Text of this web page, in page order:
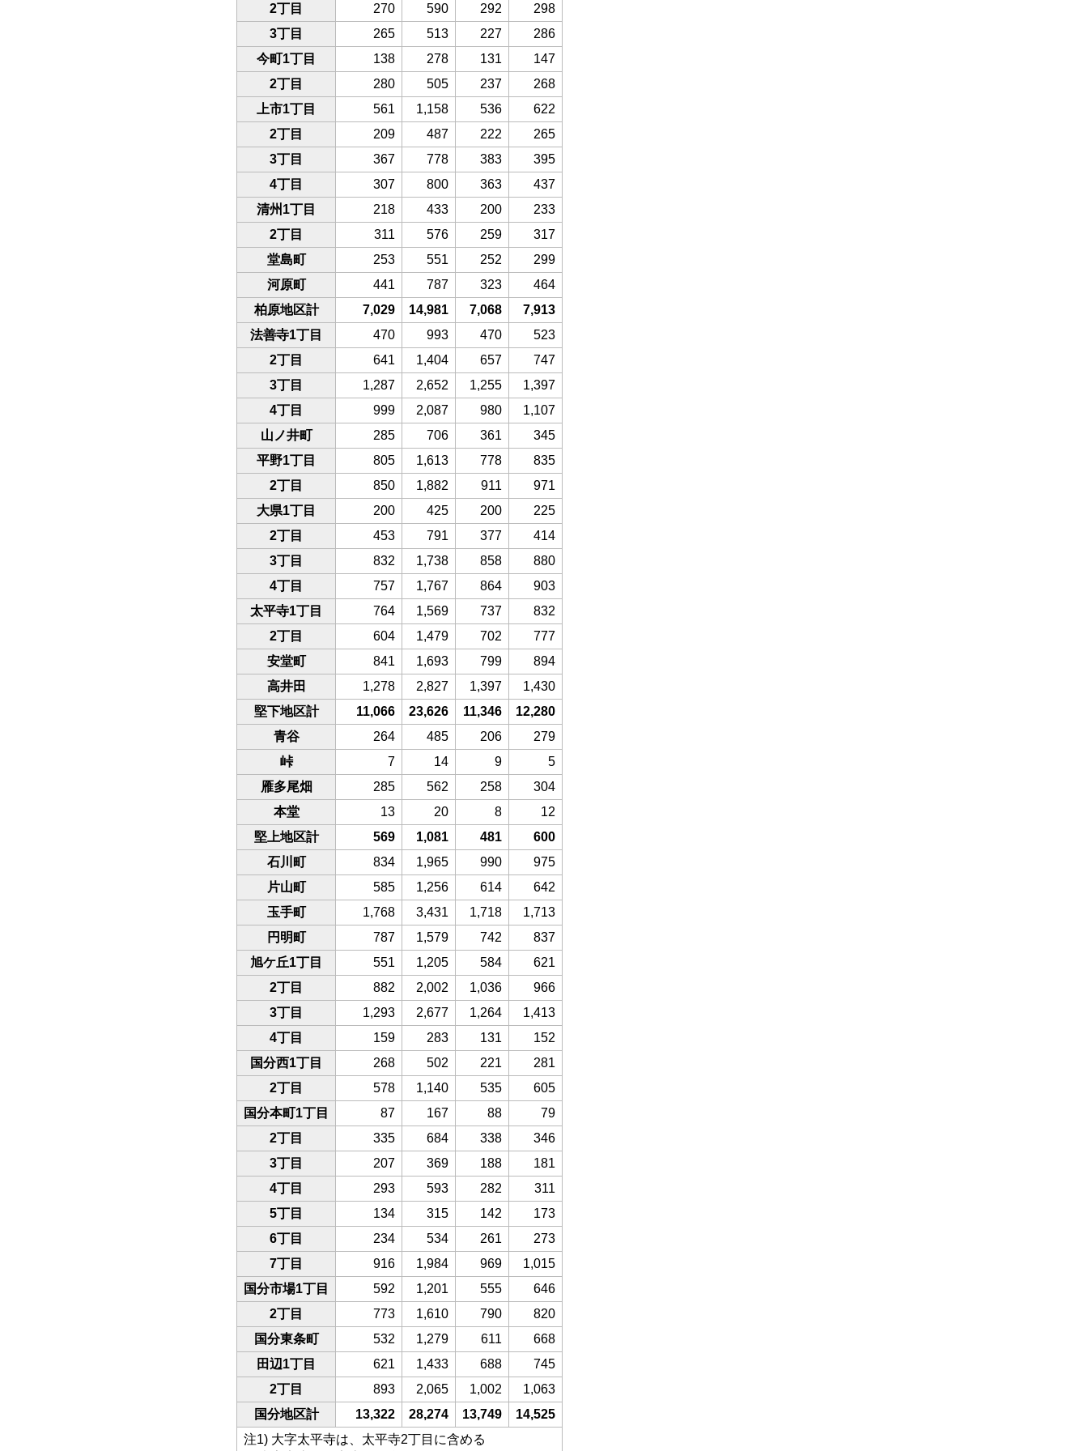
2丁目 270 590 292
298
3丁目
265 513 227
286
今町1丁目
138 278 131
147
2丁目
280 505 237
268
上市1丁目
561 1,158 536
622
2丁目
209 487 222
265
3丁目
367 778 383
395
4丁目
307 800 363
437
清州1丁目
218 433 200
233
2丁目
311 576 259
317
堂島町
253 551 252
299
河原町
441 787 323
464
柏原地区計
7,029 14,981 7,068
7,913
法善寺1丁目
470 993 470
523
2丁目
641 1,404 657
747
3丁目
1,287 2,652 1,255
1,397
4丁目
999 2,087 980
1,107
山ノ井町
285 706 361
345
平野1丁目
805 1,613 778
835
2丁目
850 1,882 911
971
大県1丁目
200 425 200
225
2丁目
453 791 377
414
3丁目
832 1,738 858
880
4丁目
757 1,767 864
903
太平寺1丁目
764 1,569 737
832
2丁目
604 1,479 702
777
安堂町
841 1,693 799
894
高井田
1,278 2,827 1,397
1,430
堅下地区計
11,066 23,626 11,346
12,280
青谷
264 485 206
279
峠
7 14 9
5
雁多尾畑
285 562 258
304
本堂
13 20 8
12
堅上地区計
569 1,081 481
600
石川町
834 1,965 990
975
片山町
585 1,256 614
642
玉手町
1,768 3,431 1,718
1,713
円明町
787 1,579 742
837
旭ケ丘1丁目
551 1,205 584
621
2丁目
882 2,002 1,036
966
3丁目
1,293 2,677 1,264
1,413
4丁目
159 283 131
152
国分西1丁目
268 502 221
281
2丁目
578 1,140 535
605
国分本町1丁目
87 167 88
79
2丁目
335 684 338
346
3丁目
207 369 188
181
4丁目
293 593 282
311
5丁目
134 315 142
173
6丁目
234 534 261
273
7丁目
916 1,984 969
1,015
国分市場1丁目
592 1,201 555
646
2丁目
773 1,610 790
820
国分東条町
532 1,279 611
668
田辺1丁目
621 1,433 688
745
2丁目
893 2,065 1,002
1,063
国分地区計
13,322 28,274 13,749
14,525
注1) 大字太平寺は、太平寺2丁目に含める